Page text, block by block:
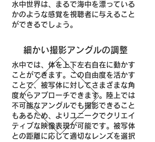
水中世界は、まるで海中を漂っている
かのような感覚を視聴者に与えること
ができるでしょう。
細かい撮影アングルの調整
水中では、体を上下左右自在に動かす
ことができます。この自由度を活かす
ことで、被写体に対してさまざまな角
度からアプローチできます。陸上では
不可能なアングルでも撮影できること
もあるため、よりユニークでクリエイ
ティブな映像表現が可能です。被写体
との距離に応じて適切なレンズを選択